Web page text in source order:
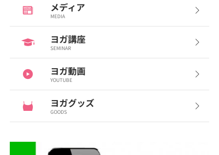
メディア
MEDIA
ヨガ講座
SEMINAR
ヨガ動画
YOUTUBE
ヨガグッズ
GOODS